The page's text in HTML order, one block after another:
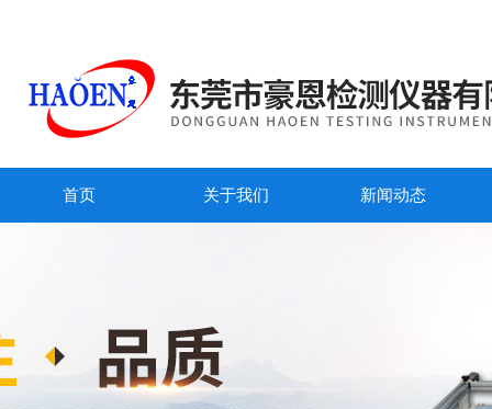
首页 关于我们 新闻动态